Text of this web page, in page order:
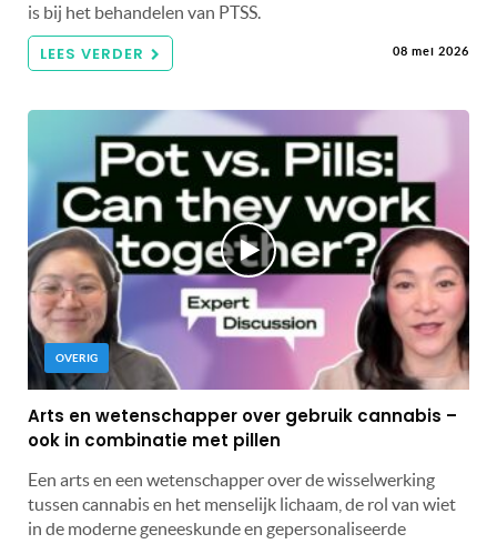
is bij het behandelen van PTSS.
LEES VERDER 08 mei 2026
OVERIG
Arts en wetenschapper over gebruik cannabis –
ook in combinatie met pillen
Een arts en een wetenschapper over de wisselwerking
tussen cannabis en het menselijk lichaam, de rol van wiet
in de moderne geneeskunde en gepersonaliseerde